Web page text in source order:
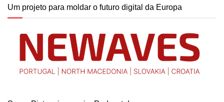
Um projeto para moldar o futuro digital da Europa